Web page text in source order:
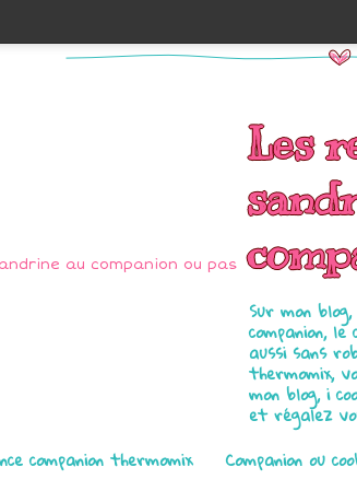
Les
Sur mon
companion,
aussi sans
thermomix,
mon blog, i
et régalez
companion thermomix
Companion ou